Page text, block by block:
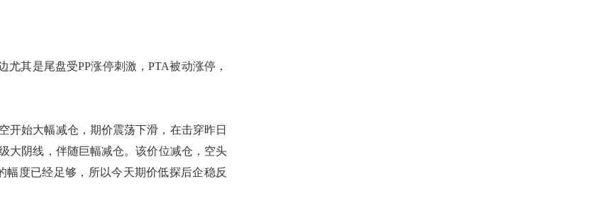
其是尾盘受PP涨停刺激，PTA被动涨停，
始大幅减仓，期价震荡下滑，在击穿昨日
大阴线，伴随巨幅减仓。该价位减仓，空头
度已经足够，所以今天期价低探后企稳反